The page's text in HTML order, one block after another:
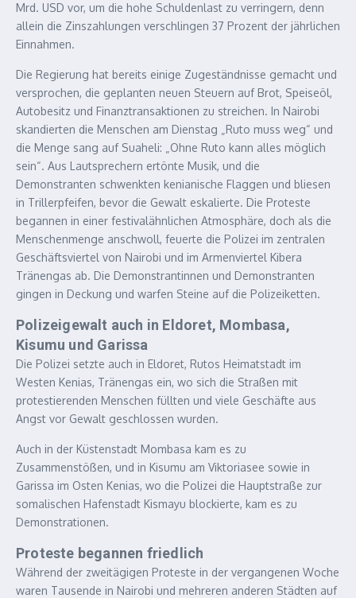
Mrd. USD vor, um die hohe Schuldenlast zu verringern, denn
allein die Zinszahlungen verschlingen 37 Prozent der jährlichen
Einnahmen.
Die Regierung hat bereits einige Zugeständnisse gemacht und
versprochen, die geplanten neuen Steuern auf Brot, Speiseöl,
Autobesitz und Finanztransaktionen zu streichen. In Nairobi
skandierten die Menschen am Dienstag „Ruto muss weg“ und
die Menge sang auf Suaheli: „Ohne Ruto kann alles möglich
sein“. Aus Lautsprechern ertönte Musik, und die
Demonstranten schwenkten kenianische Flaggen und bliesen
in Trillerpfeifen, bevor die Gewalt eskalierte. Die Proteste
begannen in einer festivalähnlichen Atmosphäre, doch als die
Menschenmenge anschwoll, feuerte die Polizei im zentralen
Geschäftsviertel von Nairobi und im Armenviertel Kibera
Tränengas ab. Die Demonstrantinnen und Demonstranten
gingen in Deckung und warfen Steine auf die Polizeiketten.
Polizeigewalt auch in Eldoret, Mombasa,
Kisumu und Garissa
Die Polizei setzte auch in Eldoret, Rutos Heimatstadt im
Westen Kenias, Tränengas ein, wo sich die Straßen mit
protestierenden Menschen füllten und viele Geschäfte aus
Angst vor Gewalt geschlossen wurden.
Auch in der Küstenstadt Mombasa kam es zu
Zusammenstößen, und in Kisumu am Viktoriasee sowie in
Garissa im Osten Kenias, wo die Polizei die Hauptstraße zur
somalischen Hafenstadt Kismayu blockierte, kam es zu
Demonstrationen.
Proteste begannen friedlich
Während der zweitägigen Proteste in der vergangenen Woche
waren Tausende in Nairobi und mehreren anderen Städten auf